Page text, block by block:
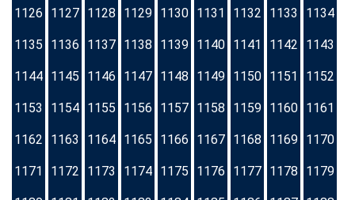
1126 1127 1128 1129 1130 1131 1132 1133 1134
1135 1136 1137 1138 1139 1140 1141 1142 1143
1144 1145 1146 1147 1148 1149 1150 1151 1152
1153 1154 1155 1156 1157 1158 1159 1160 1161
1162 1163 1164 1165 1166 1167 1168 1169 1170
1171 1172 1173 1174 1175 1176 1177 1178 1179